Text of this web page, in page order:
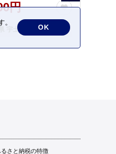
円
宇土市
さと納税の特徴
OK